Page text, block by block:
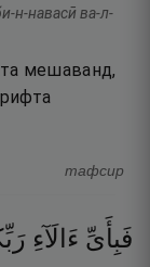
н-навасӣ ва-л-
мешаванд,
тафсир
فَبِأَىِّ ءَالَآءِ